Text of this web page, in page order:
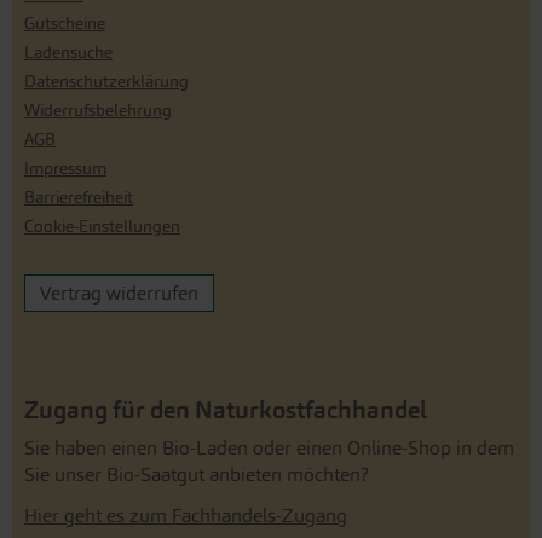
Gutscheine
Ladensuche
Datenschutzerklärung
Widerrufsbelehrung
AGB
Impressum
Barrierefreiheit
Cookie-Einstellungen
Vertrag widerrufen
Zugang für den Naturkostfachhandel
Sie haben einen Bio-Laden oder einen Online-Shop in dem
Sie unser Bio-Saatgut anbieten möchten?
Hier geht es zum Fachhandels-Zugang